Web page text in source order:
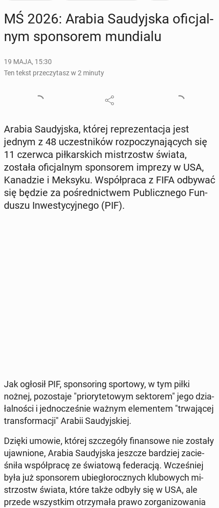
MŚ 2026: Arabia Sau­dyj­ska ofi­cjal­
nym spon­so­rem mun­dia­lu
19 MAJA, 15:30
Ten tekst przeczytasz w 2 minuty
Arabia Sau­dyj­ska, której re­pre­zen­ta­cja jest
jednym z 48 uczest­ni­ków roz­po­czy­na­ją­cych się
11 czerwca pił­kar­skich mi­strzostw świata,
została ofi­cjal­nym spon­so­rem imprezy w USA,
Ka­na­dzie i Meksyku. Współ­pra­ca z FIFA odbywać
się będzie za po­śred­nic­twem Pu­blicz­ne­go Fun­
du­szu In­we­sty­cyj­ne­go (PIF).
Jak ogłosił PIF, spon­so­ring spor­to­wy, w tym piłki
nożnej, po­zo­sta­je "prio­ry­te­to­wym sek­to­rem" jego dzia­
łal­no­ści i jed­no­cze­śnie ważnym ele­men­tem "trwa­ją­cej
trans­for­ma­cji" Arabii Sau­dyj­skiej.
Dzięki umowie, której szcze­gó­ły fi­nan­so­we nie zostały
ujaw­nio­ne, Arabia Sau­dyj­ska jeszcze bar­dziej za­cie­
śni­ła współ­pra­cę ze świa­to­wą fe­de­ra­cją. Wcze­śniej
była już spon­so­rem ubie­gło­rocz­nych klu­bo­wych mi­
strzostw świata, które także odbyły się w USA, ale
przede wszyst­kim otrzy­ma­ła prawo zor­ga­ni­zo­wa­nia